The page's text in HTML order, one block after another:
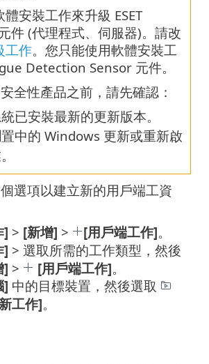
安裝工作來升級 ESET
件 (代理程式、伺服器)。請改
工作。您只能使用軟體安裝工
Detection Sensor 元件。
安全性產品之前，請先確認：
已安裝最新的更新版本。
中的 Windows 更新或重新啟
選項以建立新的用戶端工資
] > [新增] > [用戶端工作]。
] > 選取所需的工作類型，然後
] > [用戶端工作]。
] 中的目標裝置，然後選取
工作]。